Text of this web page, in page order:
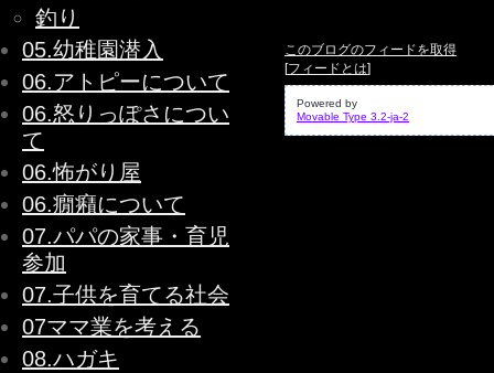
釣り
05.幼稚園潜入
06.アトピーについて
06.怒りっぽさについ
て
06.怖がり屋
06.癇癪について
07.パパの家事・育児
参加
07.子供を育てる社会
07ママ業を考える
08.ハガキ
このブログのフィードを取得
[フィードとは]
Powered by
Movable Type 3.2-ja-2